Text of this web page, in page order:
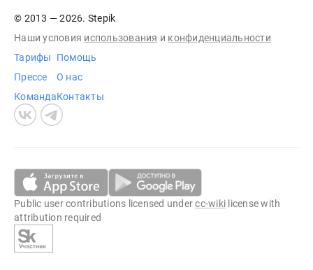
© 2013 — 2026. Stepik
Наши условия использования и конфиденциальности
Тарифы
Прессе
Команда
Помощь
О нас
Контакты
Public user contributions licensed undercc-wiki license with
attribution required